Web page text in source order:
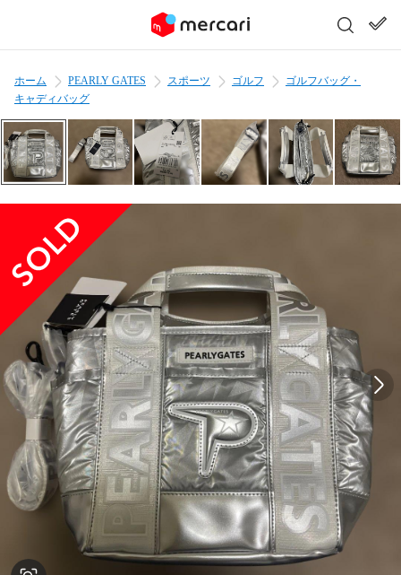
ホーム PEARLY GATES スポーツ ゴルフ
ゴルフバッグ・
キャディバッグ